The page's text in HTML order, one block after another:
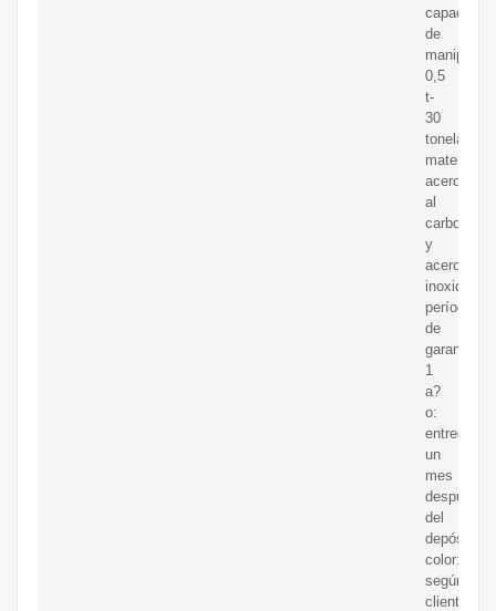
capacidad
de
0,5
t-
30
toneladas/
material:
acero
al
carbono
y
acero
inoxidable:
período
de
garantía:
1
a?
o:
entrega:
un
mes
después
del
depósito:
color:
según
clientes'